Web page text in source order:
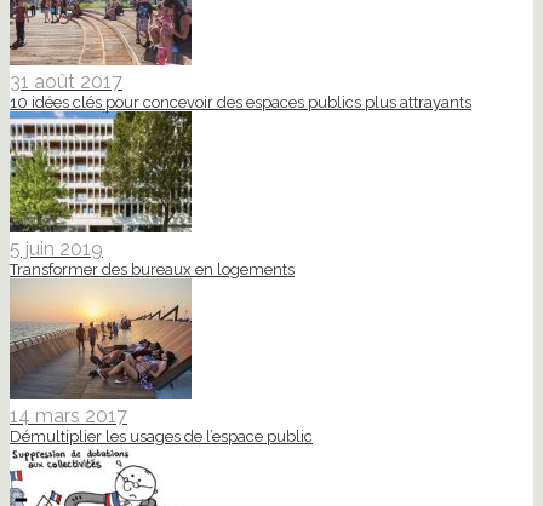
31 août 2017
10 idées clés pour concevoir des espaces publics plus attrayants
5 juin 2019
Transformer des bureaux en logements
14 mars 2017
Démultiplier les usages de l’espace public